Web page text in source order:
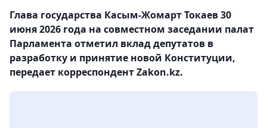
Глава государства Касым-Жомарт Токаев 30
июня 2026 года на совместном заседании палат
Парламента отметил вклад депутатов в
разработку и принятие новой Конституции,
передает корреспондент Zakon.kz.